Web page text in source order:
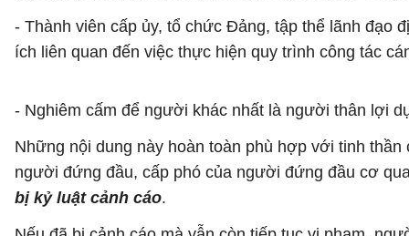
- Thành viên cấp ủy, tổ chức Đảng, tập thể lãnh
ích liên quan đến việc thực hiện quy trình công tác
- Nghiêm cấm để người khác nhất là người thân lợi
Những nội dung này hoàn toàn phù hợp với tinh
người đứng đầu, cấp phó của người đứng đầu cơ
bị kỷ luật cảnh cáo.